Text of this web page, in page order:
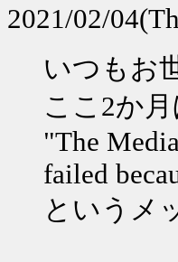
2021/02/
いつもお
ここ2か
"The
failed
というメ